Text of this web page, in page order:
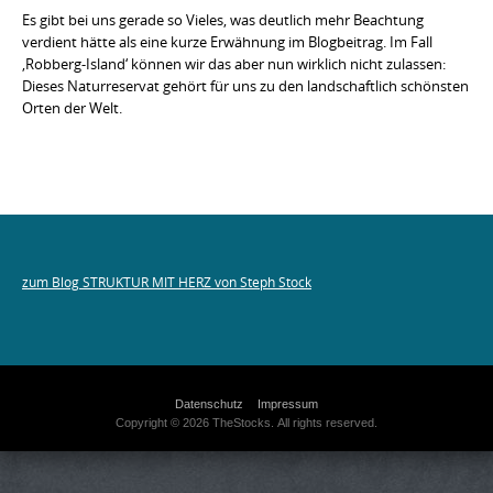
Es gibt bei uns gerade so Vieles, was deutlich mehr Beachtung
verdient hätte als eine kurze Erwähnung im Blogbeitrag. Im Fall
‚Robberg-Island‘ können wir das aber nun wirklich nicht zulassen:
Dieses Naturreservat gehört für uns zu den landschaftlich schönsten
Orten der Welt.
zum Blog STRUKTUR MIT HERZ von Steph Stock
Datenschutz
Impressum
Copyright © 2026 TheStocks. All rights reserved.